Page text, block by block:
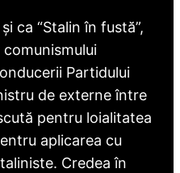
ca “Stalin în fustă”,
Partidului
de externe între
pentru loialitatea
aplicarea cu
Credea în